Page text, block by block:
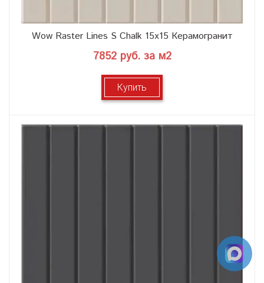
Wow Raster Lines S Chalk 15x15 Керамогранит
7852 руб. за м2
Купить